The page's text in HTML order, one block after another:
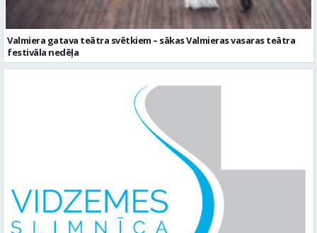
Valmiera gatava teātra svētkiem – sākas Valmieras vasaras teātra
festivāla nedēļa